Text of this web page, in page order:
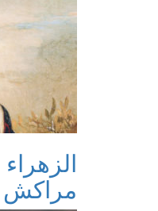
مراكش